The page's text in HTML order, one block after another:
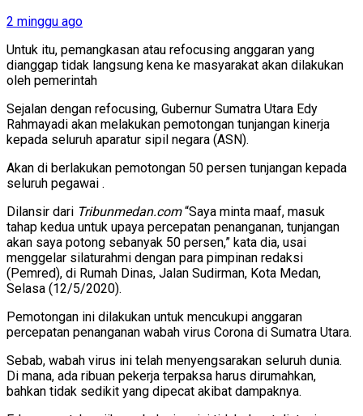
2 minggu ago
Untuk itu, pemangkasan atau refocusing anggaran yang
dianggap tidak langsung kena ke masyarakat akan dilakukan
oleh pemerintah
Sejalan dengan refocusing, Gubernur Sumatra Utara Edy
Rahmayadi akan melakukan pemotongan tunjangan kinerja
kepada seluruh aparatur sipil negara (ASN).
Akan di berlakukan pemotongan 50 persen tunjangan kepada
seluruh pegawai .
Dilansir dari Tribunmedan.com“Saya minta maaf, masuk
tahap kedua untuk upaya percepatan penanganan, tunjangan
akan saya potong sebanyak 50 persen,” kata dia, usai
menggelar silaturahmi dengan para pimpinan redaksi
(Pemred), di Rumah Dinas, Jalan Sudirman, Kota Medan,
Selasa (12/5/2020).
Pemotongan ini dilakukan untuk mencukupi anggaran
percepatan penanganan wabah virus Corona di Sumatra Utara.
Sebab, wabah virus ini telah menyengsarakan seluruh dunia.
Di mana, ada ribuan pekerja terpaksa harus dirumahkan,
bahkan tidak sedikit yang dipecat akibat dampaknya.